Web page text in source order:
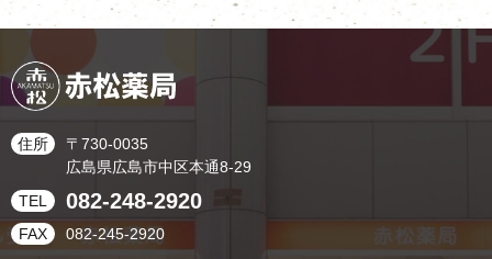
住所
〒730-0035
広島県広島市中区本通8-29
TEL
082-248-2920
FAX 082-245-2920